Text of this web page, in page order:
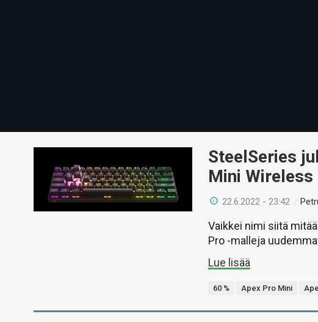
SteelSeries
Mini
22.6.2022 - 23:42 /
Vaikkei nimi siitä
Pro -malleja
Lue lisää
60 % Apex Pro Mini